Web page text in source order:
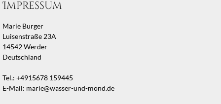
Impressum
Marie Burger
Luisenstraße 23A
14542 Werder
Deutschland
Tel.: +4915678 159445
E-Mail: marie@wasser-und-mond.de